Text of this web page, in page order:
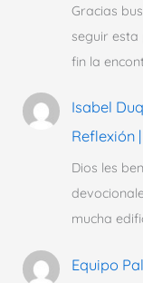
Gracias
seguir esta
fin la
Isabel
Reflexión
Dios les
mucha
Equipo